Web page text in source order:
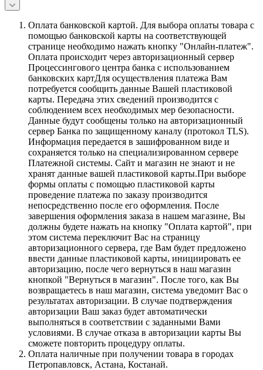
Оплата банковской картой. Для выбора оплаты товара с
помощью банковской карты на соответствующей
странице необходимо нажать кнопку "Онлайн-платеж".
Оплата происходит через авторизационный сервер
Процессингового центра банка с использованием
банковских картДля осуществления платежа Вам
потребуется сообщить данные Вашей пластиковой
карты. Передача этих сведений производится с
соблюдением всех необходимых мер безопасности.
Данные будут сообщены только на авторизационный
сервер Банка по защищенному каналу (протокол TLS).
Информация передается в зашифрованном виде и
сохраняется только на специализированном сервере
Платежной системы. Сайт и магазин не знают и не
хранят данные вашей пластиковой карты.При выборе
формы оплаты с помощью пластиковой карты
проведение платежа по заказу производится
непосредственно после его оформления. После
завершения оформления заказа в нашем магазине, Вы
должны будете нажать на кнопку "Оплата картой", при
этом система переключит Вас на страницу
авторизационного сервера, где Вам будет предложено
ввести данные пластиковой карты, инициировать ее
авторизацию, после чего вернуться в наш магазин
кнопкой "Вернуться в магазин". После того, как Вы
возвращаетесь в наш магазин, система уведомит Вас о
результатах авторизации. В случае подтверждения
авторизации Ваш заказ будет автоматически
выполняться в соответствии с заданными Вами
условиями. В случае отказа в авторизации карты Вы
сможете повторить процедуру оплаты.
Оплата наличные при получении товара в городах
Петропавловск, Астана, Костанай.